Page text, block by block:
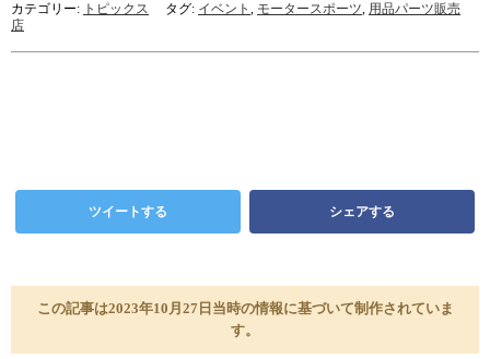
カテゴリー: トピックス タグ: イベント , モータースポーツ, 用品パーツ販売
店
ツイートする シェアする
この記事は2023年10月27日当時の情報に基づいて制作されていま
す。